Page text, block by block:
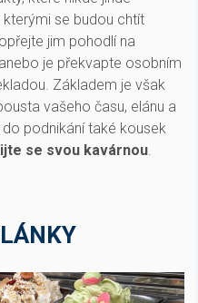
se budou chtít
jim pohodlí na
je překvapte osobním
Základem je však
vašeho času, elánu a
podnikání také kousek
se svou kavárnou.